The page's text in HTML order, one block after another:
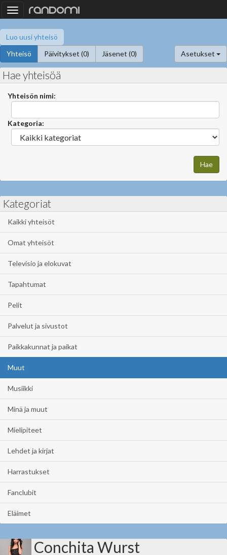
Toggle
navigation
Luo uusi yhteisö
Yhteisö
Päivitykset (0) Jäsenet (0) Asetukset
Hae yhteisöä
Yhteisön nimi:
Kategoria:
Kategoriat
Kaikki yhteisöt
Omat yhteisöt
Televisio ja elokuvat
Tapahtumat
Pelit
Palvelut ja sivustot
Paikkakunnat ja paikat
Muut
Musiikki
Minä ja muut
Mielipiteet
Lehdet ja kirjat
Harrastukset
Fanclubit
Eläimet
Conchita Wurst